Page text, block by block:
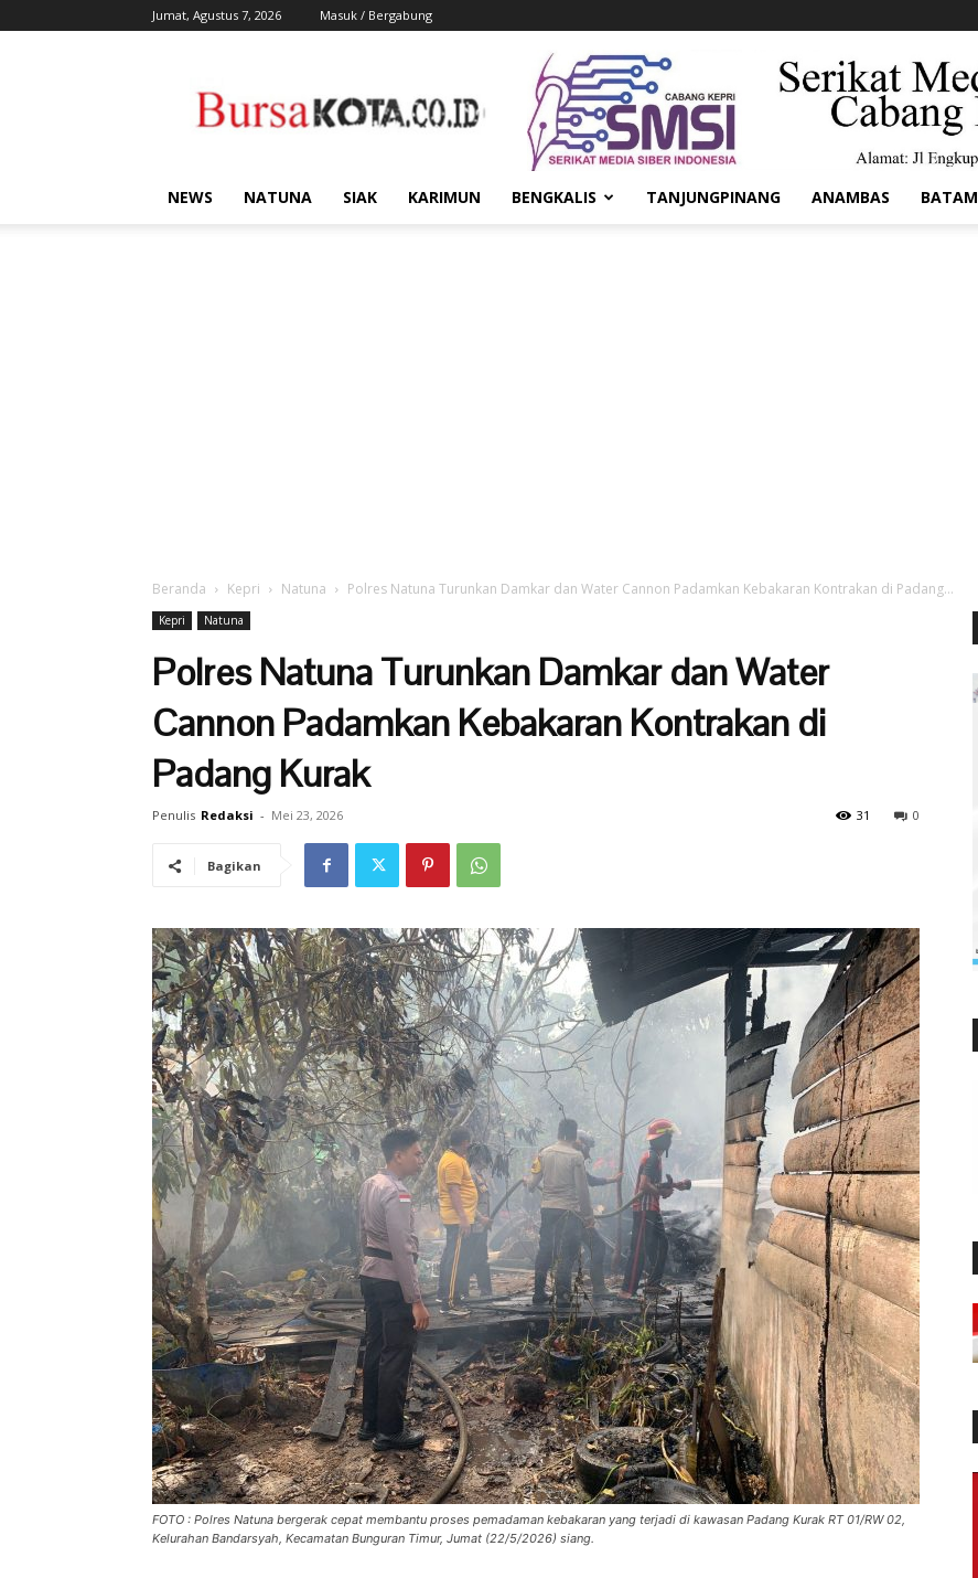
Jumat, Agustus 7, 2026 Masuk / Bergabung
Kota
NEWS NATUNA SIAK KARIMUN BENGKALIS TANJUNGPINANG ANAMBAS BATAM
Beranda Kepri Natuna Polres Natuna Turunkan Damkar dan Water Cannon Padamkan Kebakaran Kontrakan di Padang...
Kepri Natuna
Polres Natuna Turunkan Damkar dan Water
Cannon Padamkan Kebakaran Kontrakan di
Padang Kurak
Penulis Redaksi - Mei 23, 2026 0
31
Bagikan
FOTO : Polres Natuna bergerak cepat membantu proses pemadaman kebakaran yang terjadi di kawasan Padang Kurak RT 01/RW 02,
Kelurahan Bandarsyah, Kecamatan Bunguran Timur, Jumat (22/5/2026) siang.